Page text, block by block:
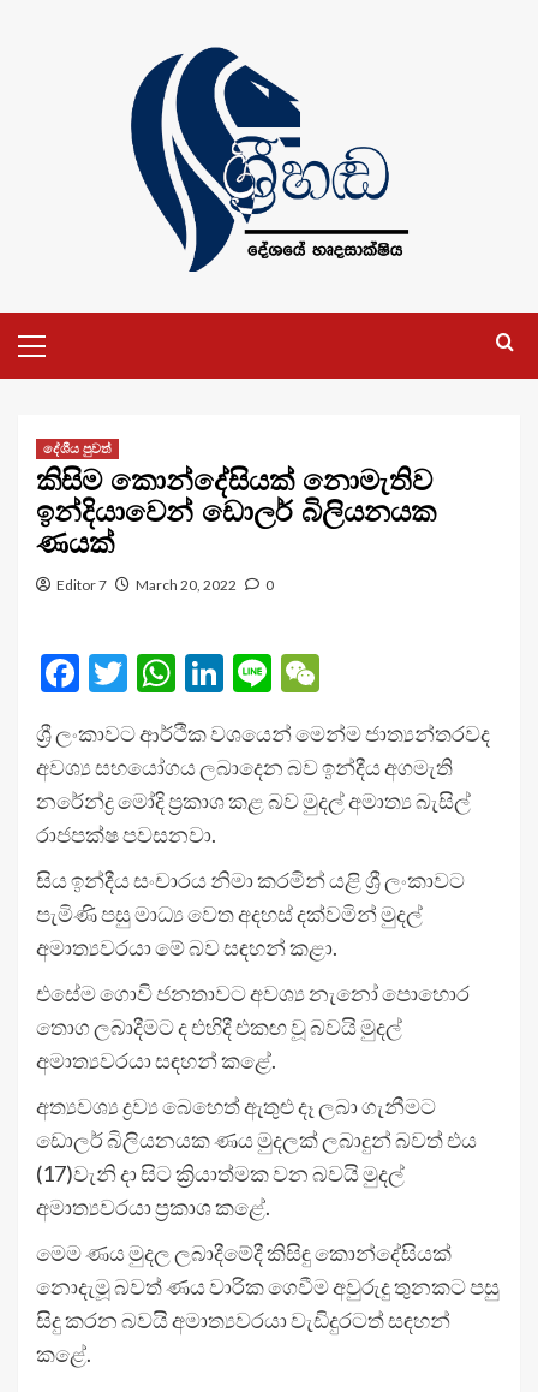
Menu
දේශීය පුවත්
කිසිම කොන්දේසියක් නොමැතිව
ඉන්දියාවෙන් ඩොලර් බිලියනයක
ණයක්
Editor 7 March 20, 2022 0
Facebook
Twitter
WhatsApp
LinkedIn
Line
ශ්‍රී ලංකාවට ආර්ථික වශයෙන් මෙන්ම ජාත්‍යන්තරවද
අවශ්‍ය සහයෝගය ලබාදෙන බව ඉන්දීය අගමැති
නරේන්ද්‍ර මෝදි ප්‍රකාශ කළ බව මුදල් අමාත්‍ය බැසිල්
රාජපක්ෂ පවසනවා.
සිය ඉන්දීය සංචාරය නිමා කරමින් යළි ශ්‍රී ලංකාවට
පැමිණි පසු මාධ්‍ය වෙත අදහස් දක්වමින් මුදල්
අමාත්‍යවරයා මේ බව සඳහන් කළා.
එසේම ගොවි ජනතාවට අවශ්‍ය නැනෝ පොහොර
තොග ලබාදීමට ද එහිදී එකඟ වූ බවයි මුදල්
අමාත්‍යවරයා සඳහන් කළේ.
අත්‍යවශ්‍ය ද්‍රව්‍ය බෙහෙත් ඇතුළු දෑ ලබා ගැනීමට
ඩොලර් බිලියනයක ණය මුදලක් ලබාදුන් බවත් එය
(17)වැනි දා සිට ක්‍රියාත්මක වන බවයි මුදල්
අමාත්‍යවරයා ප්‍රකාශ කළේ.
මෙම ණය මුදල ලබාදීමේදී කිසිඳු කොන්දේසියක්
නොදැමූ බවත් ණය වාරික ගෙවීම අවුරුදු තුනකට පසු
සිදු කරන බවයි අමාත්‍යවරයා වැඩිදුරටත් සඳහන්
කළේ.